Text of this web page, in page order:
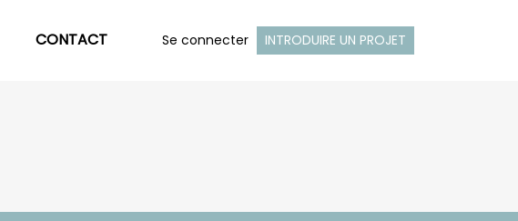
CONTACT Se connecter INTRODUIRE UN PROJET